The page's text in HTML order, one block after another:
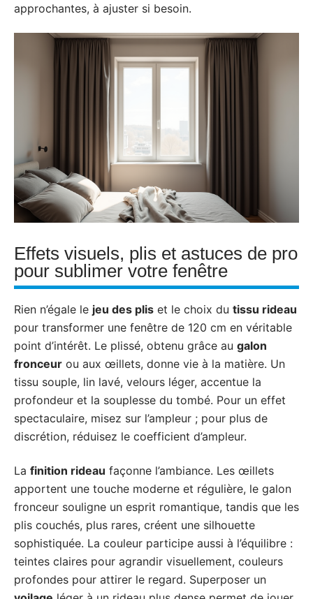
approchantes, à ajuster si besoin.
Effets visuels, plis et astuces de pro
pour sublimer votre fenêtre
Rien n’égale le jeu des plis et le choix du tissu rideau
pour transformer une fenêtre de 120 cm en véritable
point d’intérêt. Le plissé, obtenu grâce au galon
fronceur ou aux œillets, donne vie à la matière. Un
tissu souple, lin lavé, velours léger, accentue la
profondeur et la souplesse du tombé. Pour un effet
spectaculaire, misez sur l’ampleur ; pour plus de
discrétion, réduisez le coefficient d’ampleur.
La finition rideau façonne l’ambiance. Les œillets
apportent une touche moderne et régulière, le galon
fronceur souligne un esprit romantique, tandis que les
plis couchés, plus rares, créent une silhouette
sophistiquée. La couleur participe aussi à l’équilibre :
teintes claires pour agrandir visuellement, couleurs
profondes pour attirer le regard. Superposer un